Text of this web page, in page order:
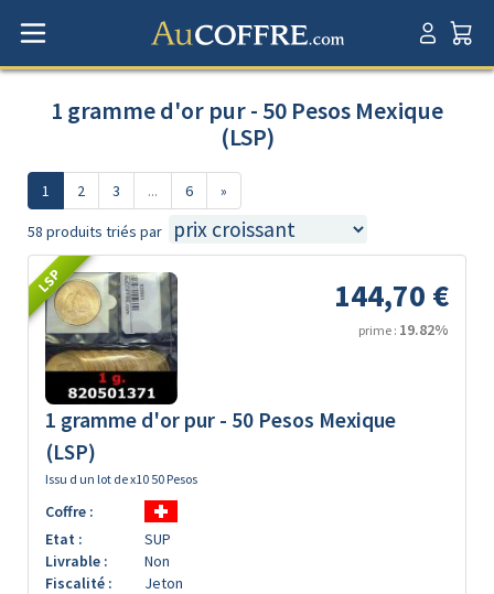
1 gramme d'or pur - 50 Pesos Mexique
(LSP)
1 2 3 ... 6 »
58 produits triés par
LSP 144,70 €
prime : 19.82%
1 gramme d'or pur - 50 Pesos Mexique
(LSP)
Issu d un lot de x10 50 Pesos
Coffre :
Etat :
SUP
Livrable :
Non
Fiscalité :
Jeton